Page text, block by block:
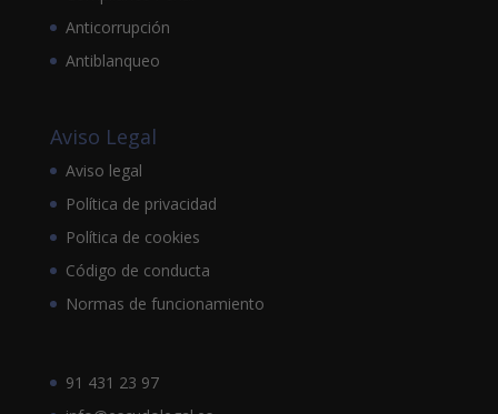
Anticorrupción
Antiblanqueo
Aviso Legal
Aviso legal
Política de privacidad
Política de cookies
Código de conducta
Normas de funcionamiento
91 431 23 97